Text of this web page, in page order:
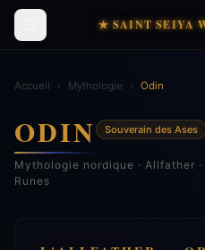
★ SAINT SEIYA
Accueil › Mythologie › Odin
ODIN Souverain des Ases
Mythologie nordique · Allfather
Runes